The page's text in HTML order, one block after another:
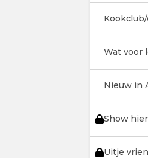
Wat voor
Nieuw in
Show
Uitje